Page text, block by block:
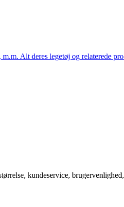
Alt deres legetøj og relaterede
kundeservice,